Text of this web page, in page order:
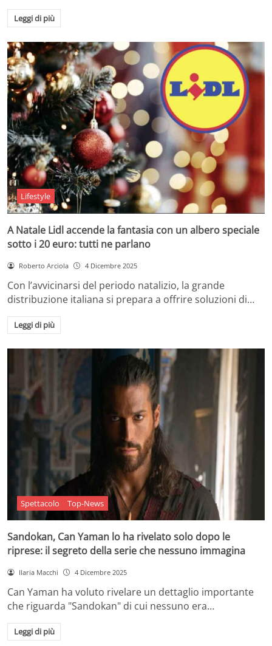
Leggi di più
Lifestyle
A Natale Lidl accende la fantasia con un albero speciale
sotto i 20 euro: tutti ne parlano
Roberto Arciola 4 Dicembre 2025
Con l’avvicinarsi del periodo natalizio, la grande
distribuzione italiana si prepara a offrire soluzioni di…
Leggi di più
Spettacolo Top-News
Sandokan, Can Yaman lo ha rivelato solo dopo le
riprese: il segreto della serie che nessuno immagina
Ilaria Macchi 4 Dicembre 2025
Can Yaman ha voluto rivelare un dettaglio importante
che riguarda "Sandokan" di cui nessuno era…
Leggi di più